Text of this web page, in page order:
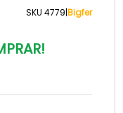
SKU 4779|Bigfer